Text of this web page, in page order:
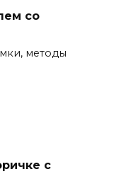
со
методы
с